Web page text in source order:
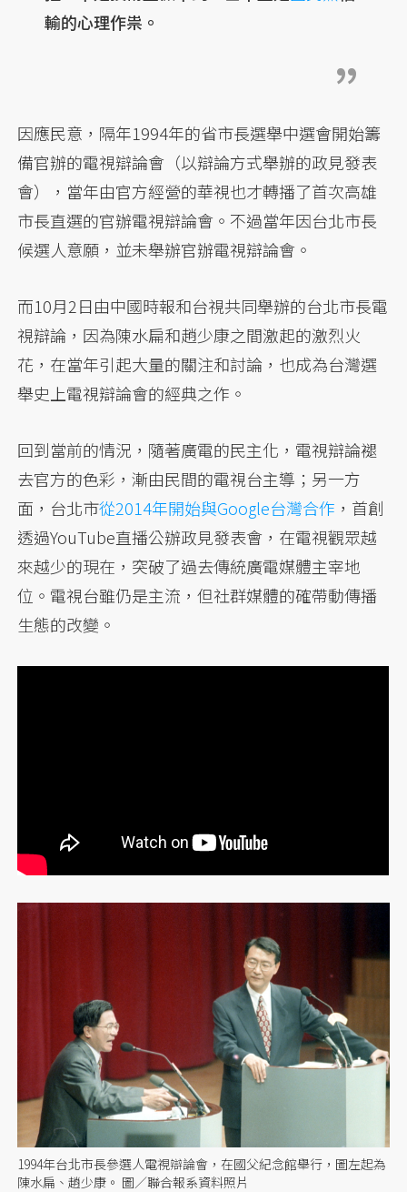
輸的心理作祟。
因應民意，隔年1994年的省市長選舉中選會開始籌
備官辦的電視辯論會（以辯論方式舉辦的政見發表
會），當年由官方經營的華視也才轉播了首次高雄
市長直選的官辦電視辯論會。不過當年因台北市長
候選人意願，並未舉辦官辦電視辯論會。
而10月2日由中國時報和台視共同舉辦的台北市長電
視辯論，因為陳水扁和趙少康之間激起的激烈火
花，在當年引起大量的關注和討論，也成為台灣選
舉史上電視辯論會的經典之作。
回到當前的情況，隨著廣電的民主化，電視辯論褪
去官方的色彩，漸由民間的電視台主導；另一方
面，台北市從2014年開始與Google台灣合作 ，首創
透過YouTube直播公辦政見發表會，在電視觀眾越
來越少的現在，突破了過去傳統廣電媒體主宰地
位。電視台雖仍是主流，但社群媒體的確帶動傳播
生態的改變。
1994年台北市長參選人電視辯論會，在國父紀念館舉行，圖左起為
陳水扁、趙少康。 圖／聯合報系資料照片